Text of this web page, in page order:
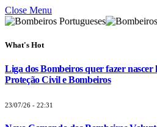
Close Menu
What's Hot
Liga dos Bombeiros quer fazer nascer
Proteção Civil e Bombeiros
23/07/26 - 22:31